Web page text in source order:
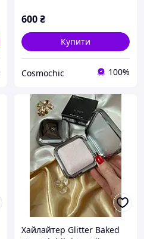
600₴
Купити
Cosmochic 100%
Хайлайтер Glitter Baked